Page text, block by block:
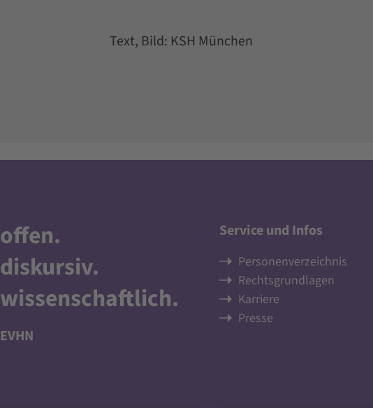
Text, Bild: KSH München
offen.
diskursiv.
wissenschaftlich.
EVHN
Service und Infos
Personenverzeichnis
Rechtsgrundlagen
Karriere
Presse